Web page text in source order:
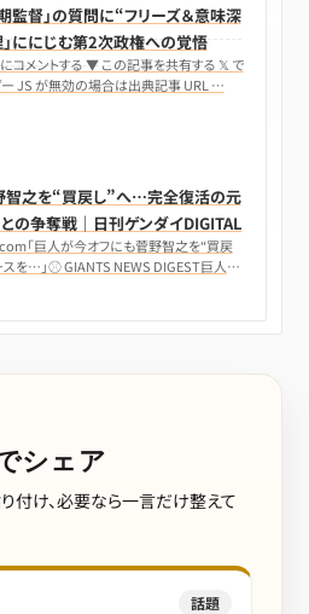
監督」の質問に“フリーズ＆意味深
ににじむ第2次政権への覚悟
コメントする ▼ この記事を共有する 𝕏 で
JS が無効の場合は出典記事 URL …
智之を“買戻し”へ…完全復活の元
の争奪戦｜日刊ゲンダイDIGITAL
「巨人が今オフにも菅野智之を“買戻
を…」⚾ GIANTS NEWS DIGEST巨人が
シェア
付け、必要なら一言だけ整えて
話題